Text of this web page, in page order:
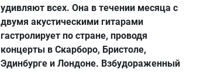
удивляют всех. Она в течении месяца с
двумя акустическими гитарами
гастролирует по стране, проводя
концерты в Скарборо, Бристоле,
Эдинбурге и Лондоне. Взбудораженный